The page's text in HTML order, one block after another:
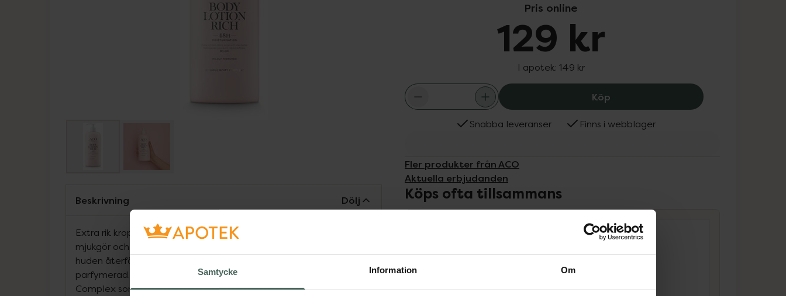
Samtycke Information Om
Pris online
129 kr
I apotek: 149 kr
Köp ACO Body Lotion Rich, 129 kr.
Snabba leveranser Finns i webblager
Fler produkter från ACO
Aktuella erbjudanden
Köps ofta tillsammans
Beskrivning Dölj
Extra rik kroppslotion med sheasmör som effektivt återfuktar,
mjukgör och vårdar på djupet. Går snabbt in i huden, kladdar ej och
huden återfår sin naturliga mjukhet. 24h återfuktning. Milt
parfymerad. Den här kroppslotionen innehåller ACO:s Triple Moist
Complex som ger omedelbar, intensiv och långvarig djup